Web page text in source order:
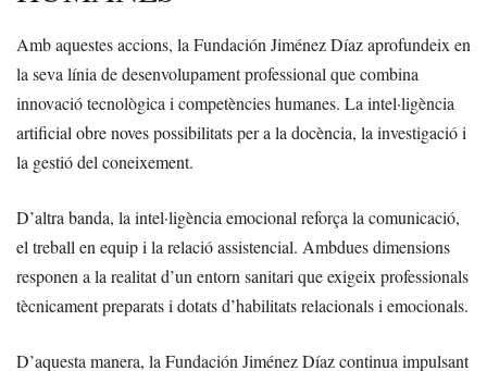
Amb aquestes accions, la Fundación Jiménez Díaz aprofundeix en
la seva línia de desenvolupament professional que combina
innovació tecnològica i competències humanes. La intel·ligència
artificial obre noves possibilitats per a la docència, la investigació i
la gestió del coneixement.
D’altra banda, la intel·ligència emocional reforça la comunicació,
el treball en equip i la relació assistencial. Ambdues dimensions
responen a la realitat d’un entorn sanitari que exigeix professionals
tècnicament preparats i dotats d’habilitats relacionals i emocionals.
D’aquesta manera, la Fundación Jiménez Díaz continua impulsant